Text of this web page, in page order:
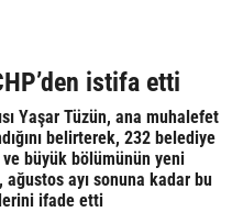
istifa etti
Yaşar Tüzün, ana muhalefet
belirterek, 232 belediye
büyük bölümünün yeni
ağustos ayı sonuna kadar bu
ifade etti